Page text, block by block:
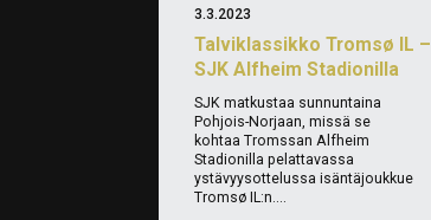
Talviklassikko Tromsø IL –
SJK Alfheim Stadionilla
3.3.2023
SJK matkustaa sunnuntaina
Pohjois-Norjaan, missä se
kohtaa Tromssan Alfheim
Stadionilla pelattavassa
ystävyysottelussa isäntäjoukkue
Tromsø IL:n....